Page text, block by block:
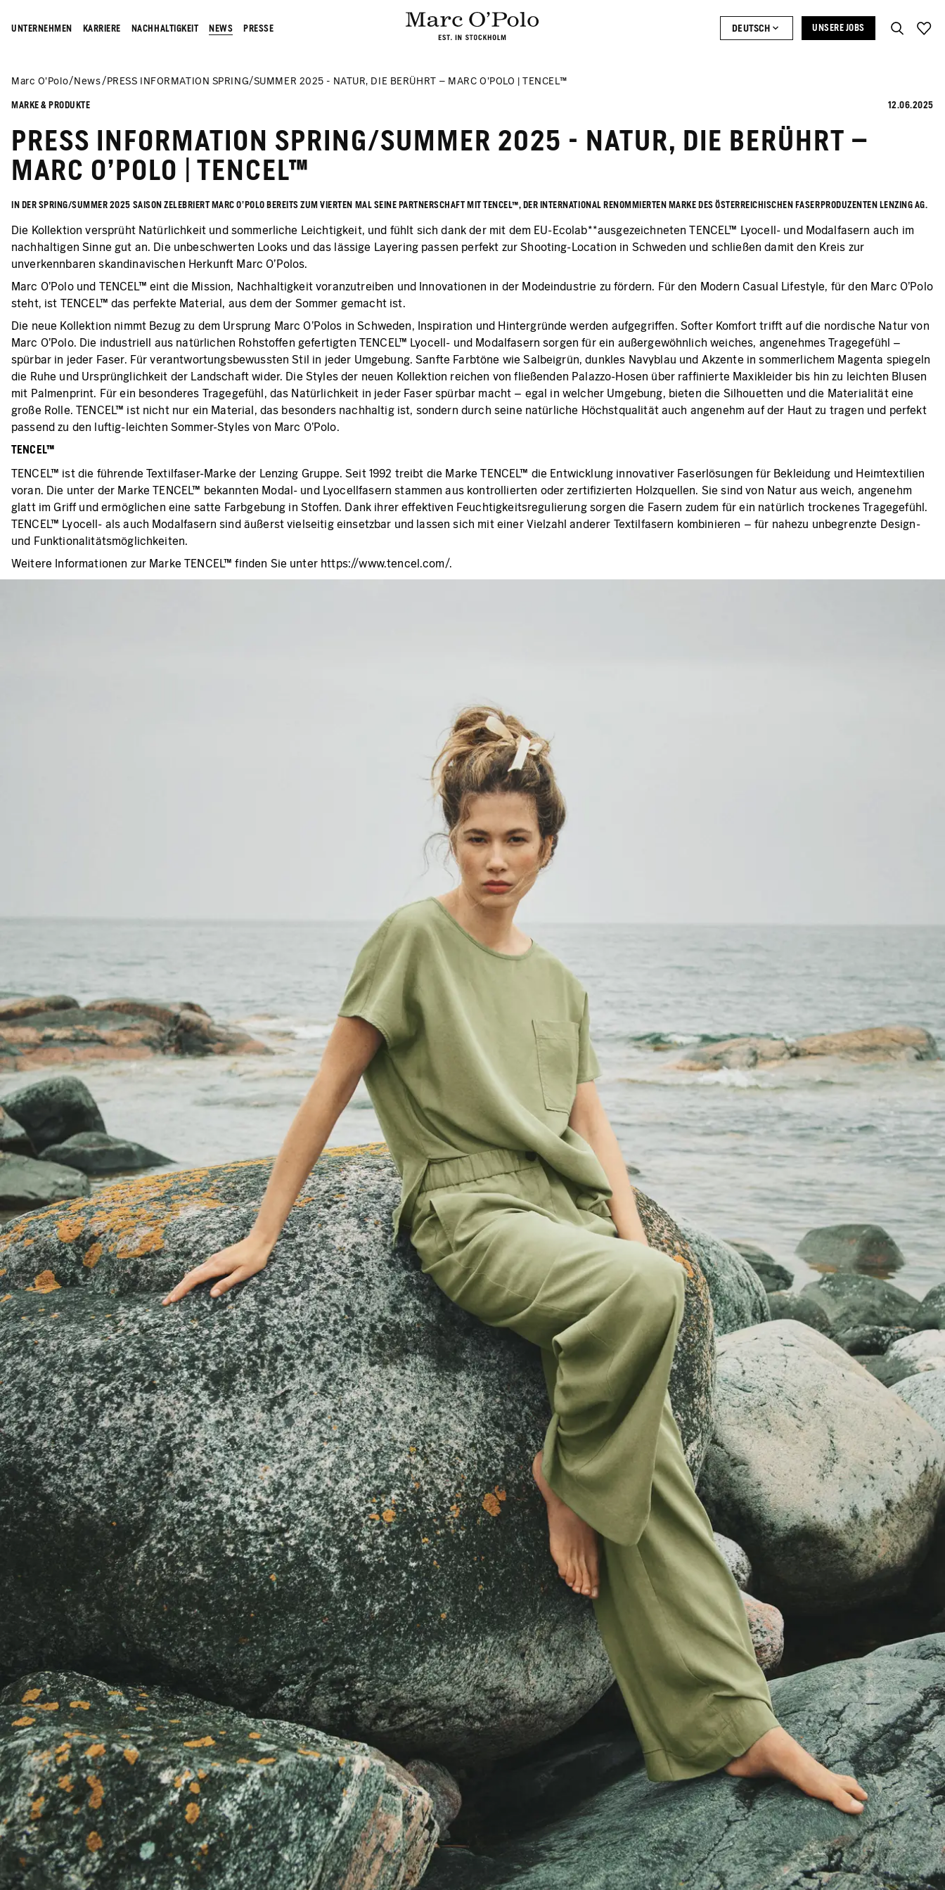
UNTERNEHMEN KARRIERE NACHHALTIGKEIT NEWS PRESSE DEUTSCH UNSERE JOBS
Marc O’Polo News PRESS INFORMATION SPRING/SUMMER 2025 - NATUR, DIE BERÜHRT – MARC O’POLO | TENCEL™
MARKE & PRODUKTE 12.06.2025
PRESS INFORMATION SPRING/SUMMER 2025 - NATUR, DIE BERÜHRT –
MARC O’POLO | TENCEL™
IN DER SPRING/SUMMER 2025 SAISON ZELEBRIERT MARC O’POLO BEREITS ZUM VIERTEN MAL SEINE PARTNERSCHAFT MIT TENCEL™, DER INTERNATIONAL RENOMMIERTEN MARKE DES ÖSTERREICHISCHEN FASERPRODUZENTEN LENZING AG.
Die Kollektion versprüht Natürlichkeit und sommerliche Leichtigkeit, und fühlt sich dank der mit dem EU-Ecolab**ausgezeichneten TENCEL™ Lyocell- und Modalfasern auch im
nachhaltigen Sinne gut an. Die unbeschwerten Looks und das lässige Layering passen perfekt zur Shooting-Location in Schweden und schließen damit den Kreis zur
unverkennbaren skandinavischen Herkunft Marc O’Polos.
Marc O’Polo und TENCEL™ eint die Mission, Nachhaltigkeit voranzutreiben und Innovationen in der Modeindustrie zu fördern. Für den Modern Casual Lifestyle, für den Marc O’Polo
steht, ist TENCEL™ das perfekte Material, aus dem der Sommer gemacht ist.
Die neue Kollektion nimmt Bezug zu dem Ursprung Marc O’Polos in Schweden, Inspiration und Hintergründe werden aufgegriffen. Softer Komfort trifft auf die nordische Natur von
Marc O’Polo. Die industriell aus natürlichen Rohstoffen gefertigten TENCEL™ Lyocell- und Modalfasern sorgen für ein außergewöhnlich weiches, angenehmes Tragegefühl –
spürbar in jeder Faser. Für verantwortungsbewussten Stil in jeder Umgebung. Sanfte Farbtöne wie Salbeigrün, dunkles Navyblau und Akzente in sommerlichem Magenta spiegeln
die Ruhe und Ursprünglichkeit der Landschaft wider. Die Styles der neuen Kollektion reichen von fließenden Palazzo-Hosen über raffinierte Maxikleider bis hin zu leichten Blusen
mit Palmenprint. Für ein besonderes Tragegefühl, das Natürlichkeit in jeder Faser spürbar macht – egal in welcher Umgebung, bieten die Silhouetten und die Materialität eine
große Rolle. TENCEL™ ist nicht nur ein Material, das besonders nachhaltig ist, sondern durch seine natürliche Höchstqualität auch angenehm auf der Haut zu tragen und perfekt
passend zu den luftig-leichten Sommer-Styles von Marc O’Polo.
TENCEL™
TENCEL™ ist die führende Textilfaser-Marke der Lenzing Gruppe. Seit 1992 treibt die Marke TENCEL™ die Entwicklung innovativer Faserlösungen für Bekleidung und Heimtextilien
voran. Die unter der Marke TENCEL™ bekannten Modal- und Lyocellfasern stammen aus kontrollierten oder zertifizierten Holzquellen. Sie sind von Natur aus weich, angenehm
glatt im Griff und ermöglichen eine satte Farbgebung in Stoffen. Dank ihrer effektiven Feuchtigkeitsregulierung sorgen die Fasern zudem für ein natürlich trockenes Tragegefühl.
TENCEL™ Lyocell- als auch Modalfasern sind äußerst vielseitig einsetzbar und lassen sich mit einer Vielzahl anderer Textilfasern kombinieren – für nahezu unbegrenzte Design-
und Funktionalitätsmöglichkeiten.
Weitere Informationen zur Marke TENCEL™ finden Sie unter https://www.tencel.com/.